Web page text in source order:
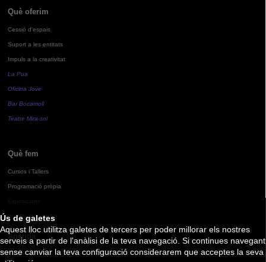
Ús de galetes
Aquest lloc utilitza galetes de tercers per poder millorar els nostres
serveis a partir de l'anàlisi de la teva navegació. Si continues navegant
sense canviar la teva configuració considerarem que acceptes la seva
Què oferim
Cessió d'espais
Suport a les entitats
Impuls a la creativitat
La Pua
Oficina Jove
Bar Bocamoll
Teatre Mira-sol
Què fem
Cursos i Tallers
Programació pròpia
Agenda